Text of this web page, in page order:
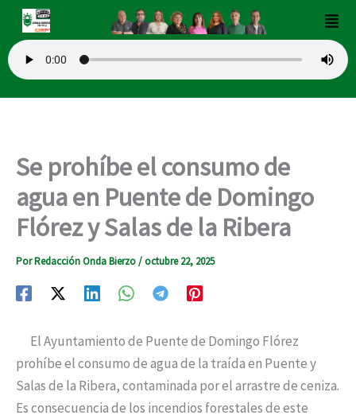
contenido
Se prohíbe el consumo de
agua en Puente de Domingo
Flórez y Salas de la Ribera
PorRedacción Onda Bierzo/octubre 22, 2025
El Ayuntamiento de Puente de Domingo Flórez
prohíbe el consumo de agua de la traída en Puente y
Salas de la Ribera, contaminada por el arrastre de ceniza.
Es consecuencia de los incendios forestales de este